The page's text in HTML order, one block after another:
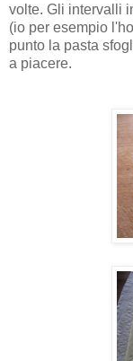
volte. Gli intervalli
(io per esempio
punto la pasta
a piacere.